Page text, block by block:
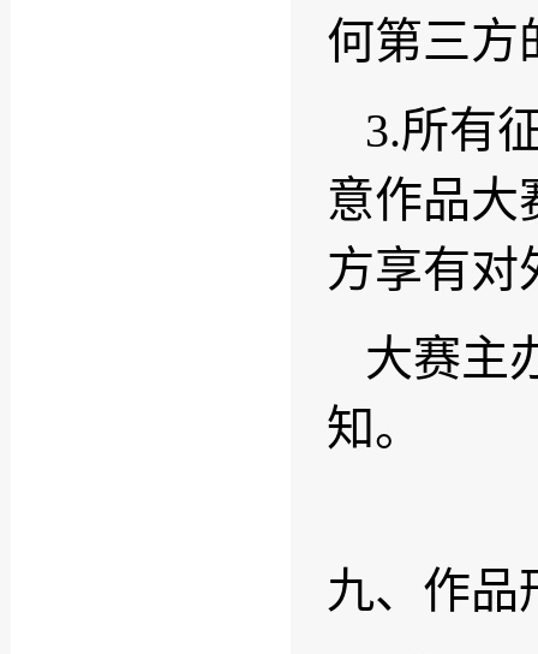
何第三方
3.所有
意作品大
方享有对
大赛主
知。
九、作品